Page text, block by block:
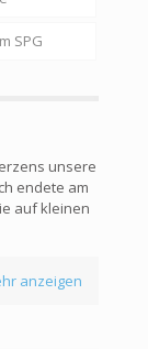
SPG
unsere
endete am
auf kleinen
anzeigen